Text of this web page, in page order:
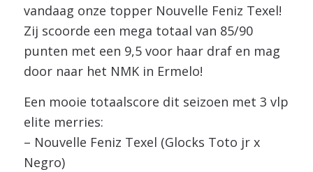
vandaag onze topper Nouvelle Feniz Texel!
Zij scoorde een mega totaal van 85/90
punten met een 9,5 voor haar draf en mag
door naar het NMK in Ermelo!
Een mooie totaalscore dit seizoen met 3 vlp
elite merries:
– Nouvelle Feniz Texel (Glocks Toto jr x
Negro)